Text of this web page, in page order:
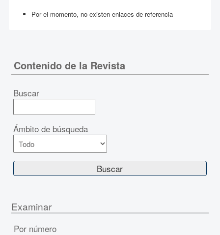
Por el momento, no existen enlaces de referencia
Contenido de la Revista
Buscar
Ámbito de búsqueda
Examinar
Por número